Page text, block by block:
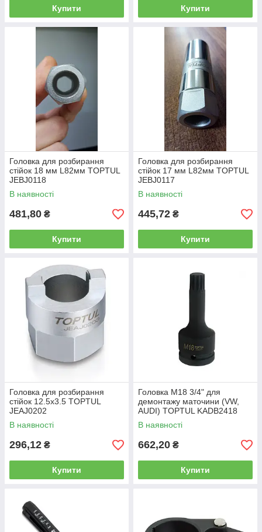
Купити Купити
Головка для розбирання
стійок 18 мм L82мм TOPTUL
JEBJ0118
В наявності
481,80 ₴
Купити
Головка для розбирання
стійок 17 мм L82мм TOPTUL
JEBJ0117
В наявності
445,72 ₴
Купити
Головка для розбирання
стійок 12.5x3.5 TOPTUL
JEAJ0202
В наявності
296,12 ₴
Купити
Головка М18 3/4" для
демонтажу маточини (VW,
AUDI) TOPTUL KADB2418
В наявності
662,20 ₴
Купити